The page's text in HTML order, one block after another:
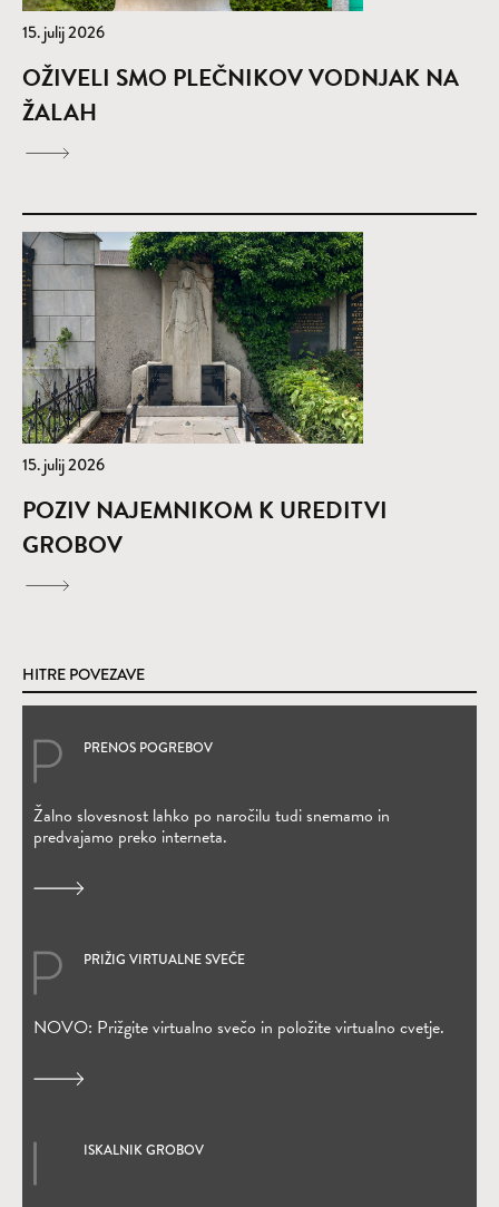
15. julij 2026
OŽIVELI SMO PLEČNIKOV VODNJAK NA
ŽALAH
15. julij 2026
POZIV NAJEMNIKOM K UREDITVI
GROBOV
HITRE POVEZAVE
PRENOS POGREBOV
Žalno slovesnost lahko po naročilu tudi snemamo in
predvajamo preko interneta.
(Odpre se v novem oknu)
PRIŽIG VIRTUALNE SVEČE
NOVO: Prižgite virtualno svečo in položite virtualno cvetje.
(Odpre se v novem oknu)
ISKALNIK GROBOV
(Odpre se v novem oknu)